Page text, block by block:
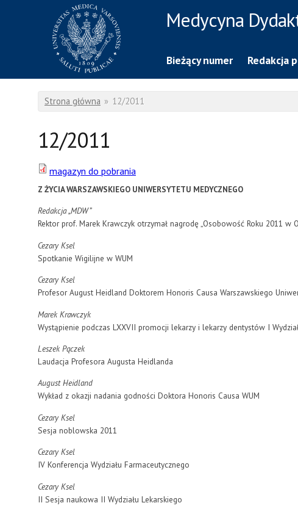
Przejdź do treści Medycyna
Rzecznik Prasowy
Warszawskiego Uniwersytetu Medycznego
Bieżący numer Redakcja
Jesteś tutaj
Strona główna » 12/2011
12/2011
magazyn do pobrania
Z ŻYCIA WARSZAWSKIEGO UNIWERSYTETU MEDYCZNEGO
Redakcja „MDW”
Rektor prof. Marek Krawczyk otrzymał nagrodę „Osobowość Roku 2011 w
Cezary Ksel
Spotkanie Wigilijne w WUM
Cezary Ksel
Profesor August Heidland Doktorem Honoris Causa Warszawskiego
Marek Krawczyk
Wystąpienie podczas LXXVII promocji lekarzy i lekarzy dentystów I
Leszek Pączek
Laudacja Profesora Augusta Heidlanda
August Heidland
Wykład z okazji nadania godności Doktora Honoris Causa WUM
Cezary Ksel
Sesja noblowska 2011
Cezary Ksel
IV Konferencja Wydziału Farmaceutycznego
Cezary Ksel
II Sesja naukowa II Wydziału Lekarskiego